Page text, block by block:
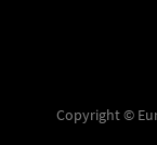
Copyright ©